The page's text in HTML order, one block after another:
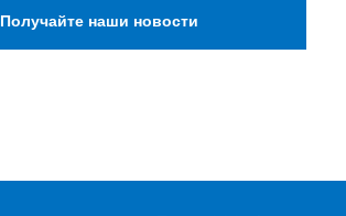
Получайте наши новости